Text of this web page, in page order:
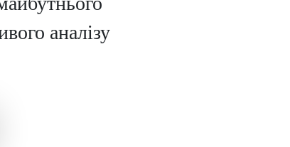
аналізу